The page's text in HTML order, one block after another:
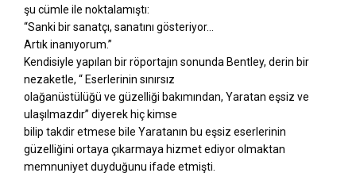
şu cümle ile noktalamıştı:
“Sanki bir sanatçı, sanatını gösteriyor…
Artık inanıyorum.”
Kendisiyle yapılan bir röportajın sonunda Bentley, derin bir
nezaketle, “ Eserlerinin sınırsız
olağanüstülüğü ve güzelliği bakımından, Yaratan eşsiz ve
ulaşılmazdır” diyerek hiç kimse
bilip takdir etmese bile Yaratanın bu eşsiz eserlerinin
güzelliğini ortaya çıkarmaya hizmet ediyor olmaktan
memnuniyet duyduğunu ifade etmişti.